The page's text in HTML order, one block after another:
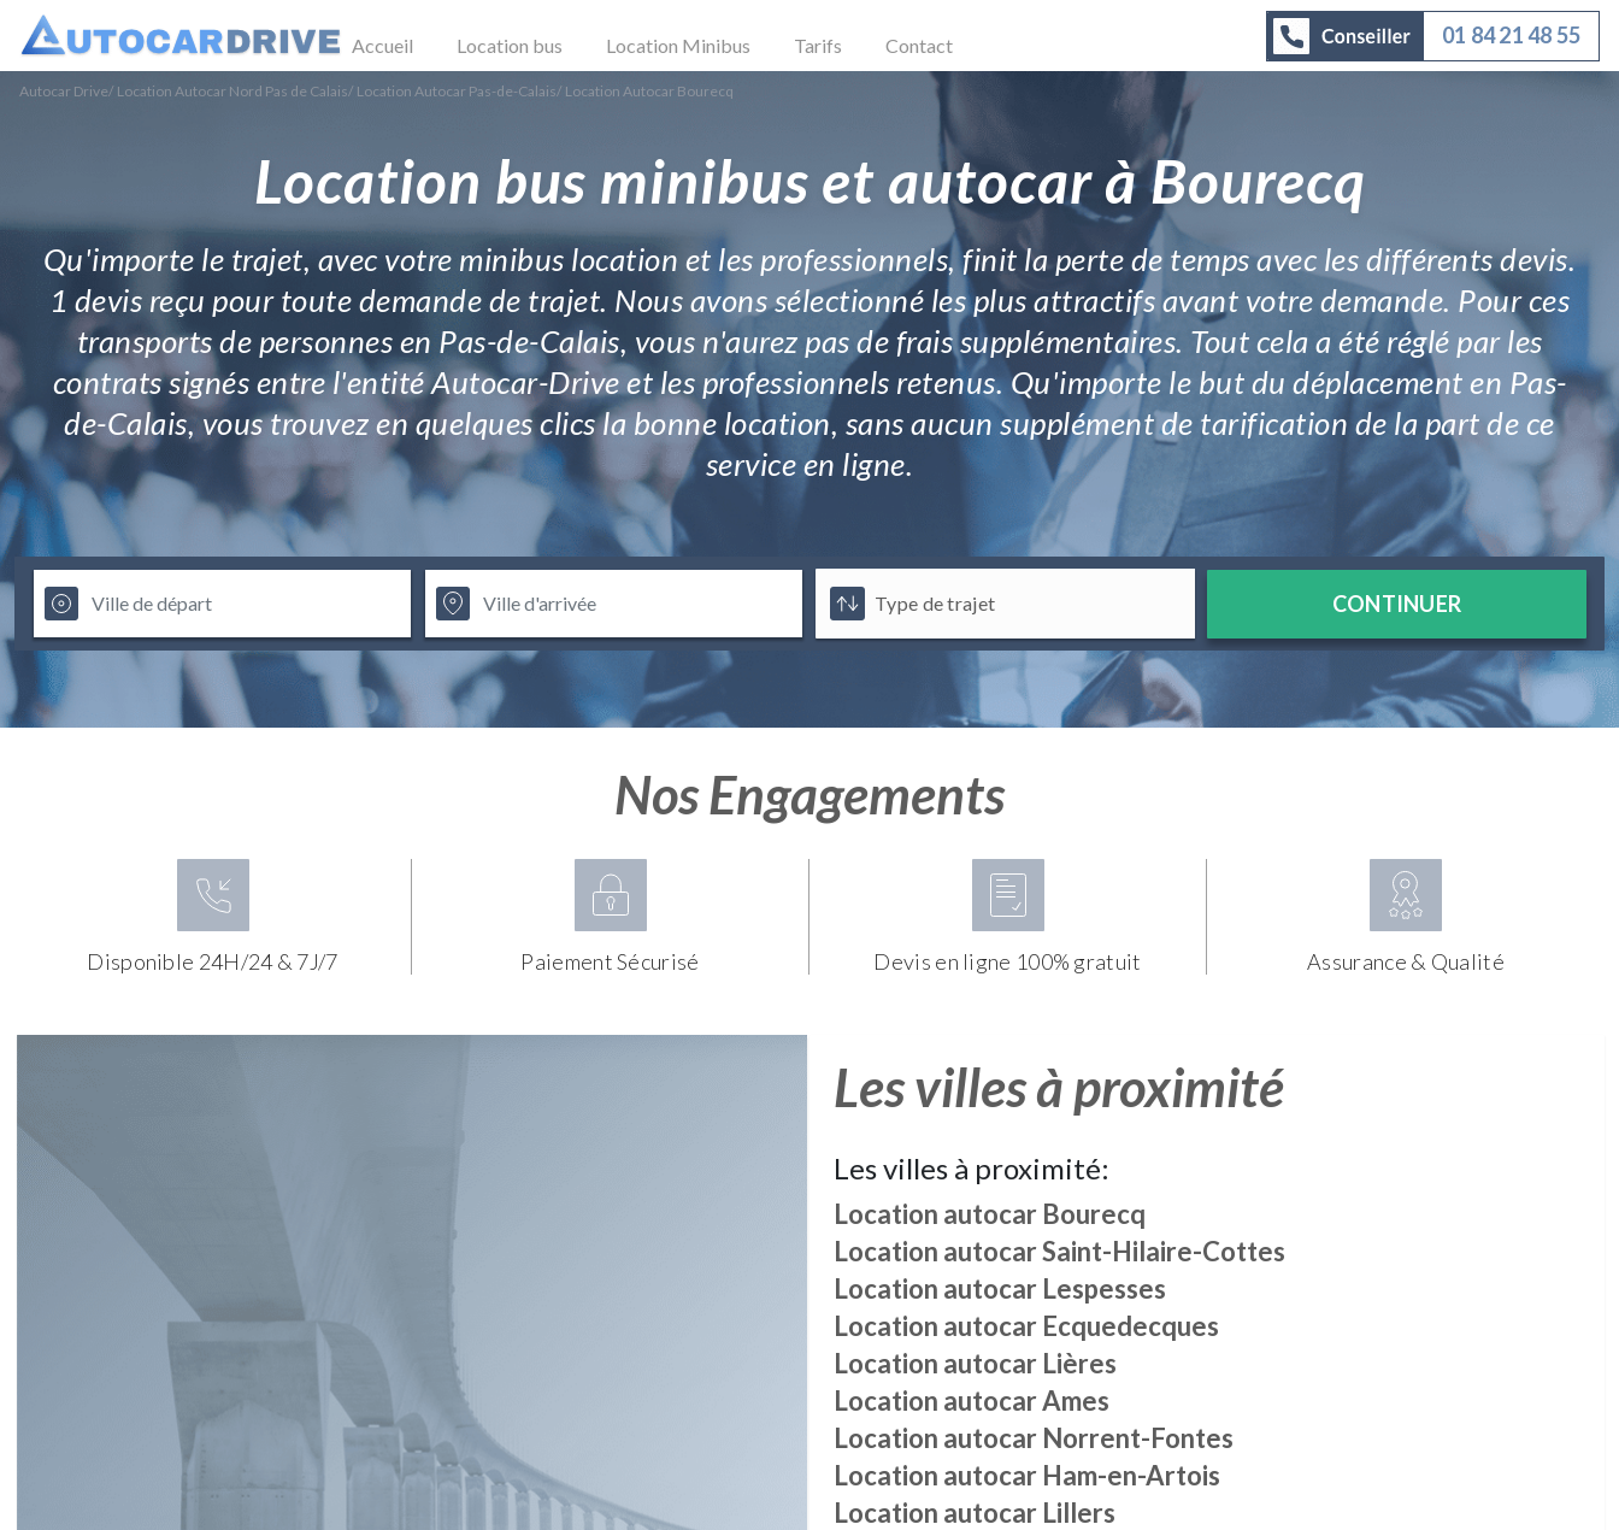
Accueil Location bus Location Minibus Tarifs Contact 01 84 21 48 55
Autocar Drive/ Location Autocar Nord Pas de Calais/ Location Autocar Pas-de-Calais/ Location Autocar Bourecq
Location bus minibus et autocar à Bourecq
Qu'importe le trajet, avec votre minibus location et les professionnels, finit la perte de temps avec les différents devis.
1 devis reçu pour toute demande de trajet. Nous avons sélectionné les plus attractifs avant votre demande. Pour ces
transports de personnes en Pas-de-Calais, vous n'aurez pas de frais supplémentaires. Tout cela a été réglé par les
contrats signés entre l'entité Autocar-Drive et les professionnels retenus. Qu'importe le but du déplacement en Pas-
de-Calais, vous trouvez en quelques clics la bonne location, sans aucun supplément de tarification de la part de ce
service en ligne.
CONTINUER
Nos Engagements
Disponible 24H/24 & 7J/7 Paiement Sécurisé Devis en ligne 100% gratuit Assurance & Qualité
Les villes à proximité
Les villes à proximité:
Location autocar Bourecq
Location autocarSaint-Hilaire-Cottes
Location autocar Lespesses
Location autocar Ecquedecques
Location autocar Lières
Location autocarAmes
Location autocar Norrent-Fontes
Location autocar Ham-en-Artois
Location autocar Lillers